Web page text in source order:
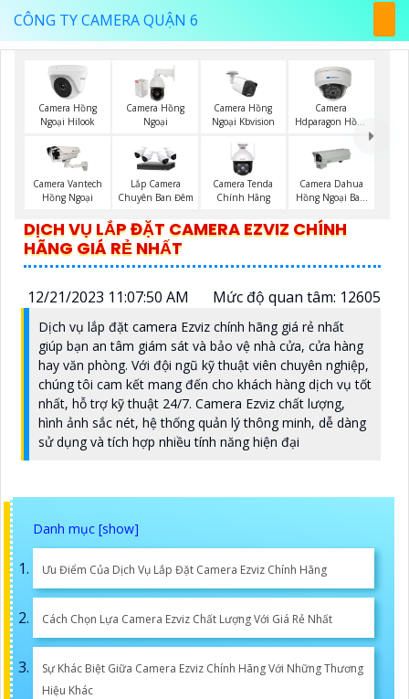
CÔNG TY CAMERA QUẬN 6
Camera Hồng
Ngoại Hilook
Camera Hồng
Ngoại
Camera Hồng
Ngoại Kbvision
Camera
Hdparagon Hồng
Camera Vantech
Hồng Ngoại
Lắp Camera
Chuyên Ban Đêm
Camera Tenda
Chính Hãng
Camera Dahua
Hồng Ngoại Ban
DỊCH VỤ LẮP ĐẶT CAMERA EZVIZ CHÍNH
HÃNG GIÁ RẺ NHẤT
12/21/2023 11:07:50 AM Mức độ quan tâm: 12605
Dịch vụ lắp đặt camera Ezviz chính hãng giá rẻ nhất
giúp bạn an tâm giám sát và bảo vệ nhà cửa, cửa hàng
hay văn phòng. Với đội ngũ kỹ thuật viên chuyên nghiệp,
chúng tôi cam kết mang đến cho khách hàng dịch vụ tốt
nhất, hỗ trợ kỹ thuật 24/7. Camera Ezviz chất lượng,
hình ảnh sắc nét, hệ thống quản lý thông minh, dễ dàng
sử dụng và tích hợp nhiều tính năng hiện đại
Ưu Điểm Của Dịch Vụ Lắp Đặt Camera Ezviz Chính Hãng
Cách Chọn Lựa Camera Ezviz Chất Lượng Với Giá Rẻ Nhất
Sự Khác Biệt Giữa Camera Ezviz Chính Hãng Với Những Thương
Hiệu Khác